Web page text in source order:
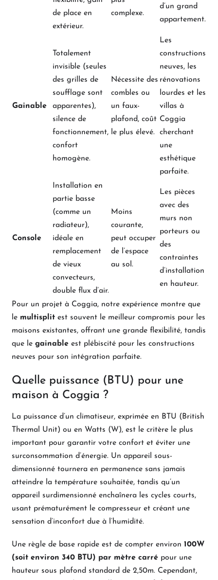
de place en
extérieur.
complexe.
d’un grand
appartement.
Gainable
Totalement
invisible (seules
des grilles de
soufflage sont
apparentes),
silence de
fonctionnement,
confort
homogène.
Nécessite des
combles ou
un faux-
plafond, coût
le plus élevé.
Les
constructions
neuves, les
rénovations
lourdes et les
villas à
Coggia
cherchant
une
esthétique
parfaite.
Console
Installation en
partie basse
(comme un
radiateur),
idéale en
remplacement
de vieux
convecteurs,
double flux d’air.
Moins
courante,
peut occuper
de l’espace
au sol.
Les pièces
avec des
murs non
porteurs ou
des
contraintes
d’installation
en hauteur.
Pour un projet à Coggia, notre expérience montre que
le multisplit est souvent le meilleur compromis pour les
maisons existantes, offrant une grande flexibilité, tandis
que le gainable est plébiscité pour les constructions
neuves pour son intégration parfaite.
Quelle puissance (BTU) pour une
maison à Coggia ?
La puissance d’un climatiseur, exprimée en BTU (British
Thermal Unit) ou en Watts (W), est le critère le plus
important pour garantir votre confort et éviter une
surconsommation d’énergie. Un appareil sous-
dimensionné tournera en permanence sans jamais
atteindre la température souhaitée, tandis qu’un
appareil surdimensionné enchaînera les cycles courts,
usant prématurément le compresseur et créant une
sensation d’inconfort due à l’humidité.
Une règle de base rapide est de compter environ 100W
(soit environ 340 BTU) par mètre carré pour une
hauteur sous plafond standard de 2,50m. Cependant,